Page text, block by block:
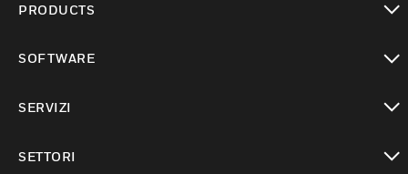
PRODUCTS
SOFTWARE
SERVIZI
SETTORI